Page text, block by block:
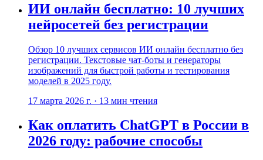
ИИ онлайн бесплатно: 10 лучших
нейросетей без регистрации
Обзор 10 лучших сервисов ИИ онлайн бесплатно без
регистрации. Текстовые чат-боты и генераторы
изображений для быстрой работы и тестирования
моделей в 2025 году.
17 марта 2026 г. · 13 мин чтения
Как оплатить ChatGPT в России в
2026 году: рабочие способы